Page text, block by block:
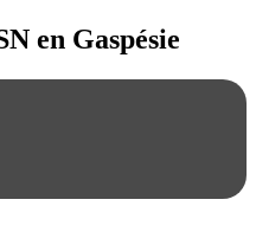
en Gaspésie